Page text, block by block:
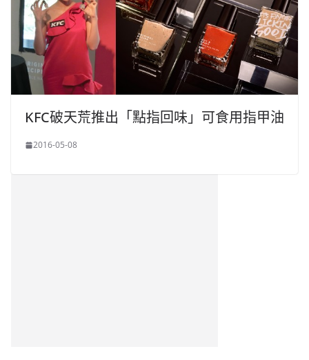
KFC破天荒推出「點指回味」可食用指甲油
2016-05-08